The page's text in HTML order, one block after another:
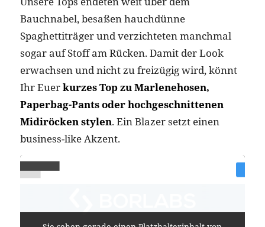
Bauchnabel, besaßen hauchdünne
Spaghettiträger und verzichteten manchmal
sogar auf Stoff am Rücken. Damit der Look
erwachsen und nicht zu freizügig wird, könnt
Ihr Euerkurzes Top zu Marlenehosen,
Paperbag-Pants oder hochgeschnittenen
Midiröcken stylen. Ein Blazer setzt einen
business-like Akzent.